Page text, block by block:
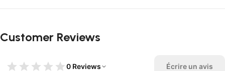
Customer Reviews
0 Reviews Écrire un avis